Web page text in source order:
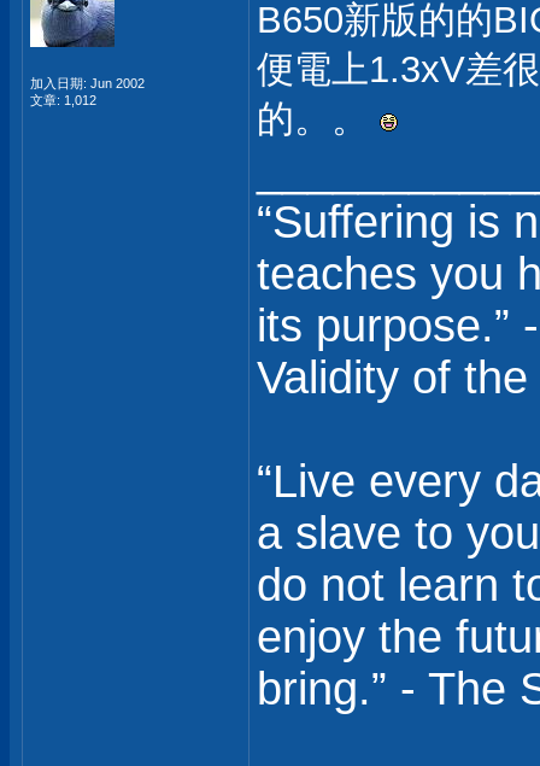
加入日期: Jun 2002
文章: 1,012
B650新版的的
便電上1.3xV差
的。。
“Suffering is
teaches you
its purpose.”
Validity of the
“Live every
a slave to
do not learn
enjoy the
bring.” - The